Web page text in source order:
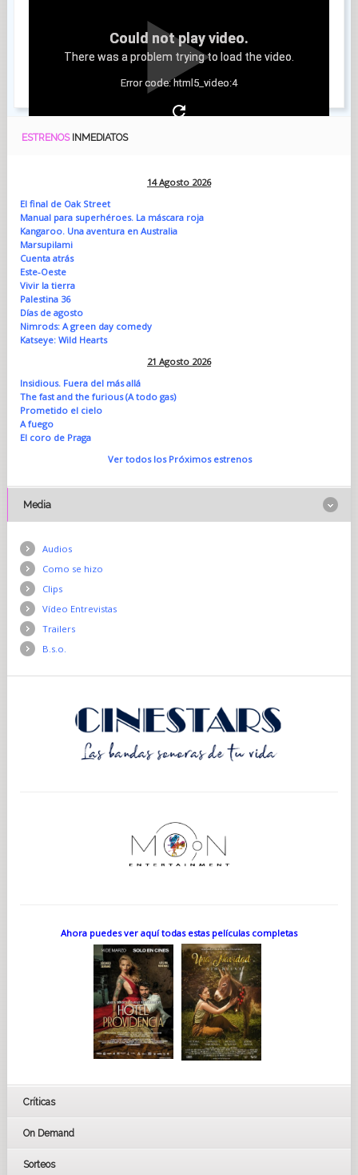
Could not play video.
There was a problem trying to load the video.
Error code: html5_video:4
ESTRENOS INMEDIATOS
14 Agosto 2026
El final de Oak Street
Manual para superhéroes. La máscara roja
Kangaroo. Una aventura en Australia
Marsupilami
Cuenta atrás
Este-Oeste
Vivir la tierra
Palestina 36
Días de agosto
Nimrods: A green day comedy
Katseye: Wild Hearts
21 Agosto 2026
Insidious. Fuera del más allá
The fast and the furious (A todo gas)
Prometido el cielo
A fuego
El coro de Praga
Ver todos los Próximos estrenos
Media
Audios
Como se hizo
Clips
Vídeo Entrevistas
Trailers
B.s.o.
Ahora puedes ver aquí todas estas películas completas
Críticas
On Demand
Sorteos